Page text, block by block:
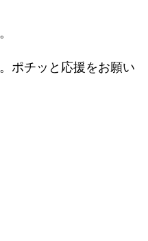
ポチッと応援をお願い